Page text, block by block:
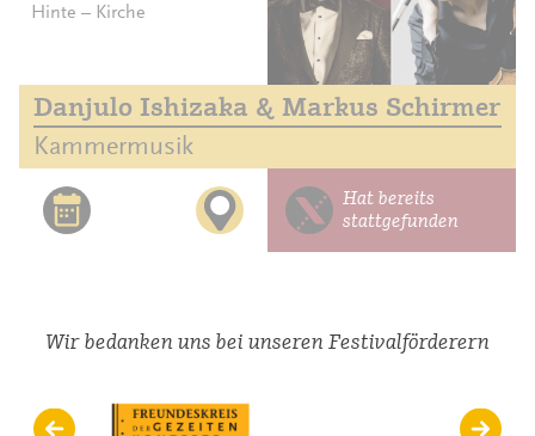
Hinte – Kirche
Danjulo Ishizaka & Markus Schirmer
Kammermusik
Hat bereits
stattgefunden
Wir bedanken uns bei unseren Festivalförderern